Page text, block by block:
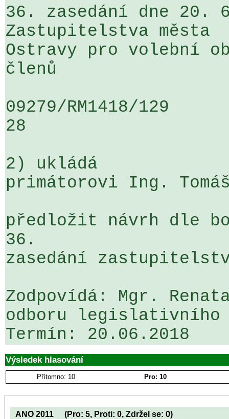
36. zasedání dne 20.
Zastupitelstva města
Ostravy pro volební
členů
09279/RM1418/
28
2) ukládá
primátorovi Ing.
předložit návrh dle
36.
zasedání
Zodpovídá: Mgr.
odboru legislativního
Výsledek hlasování
Přítomno: 10 Pro: 10
ANO 2011 (Pro: 5, Proti: 0, Zdržel se: 0)